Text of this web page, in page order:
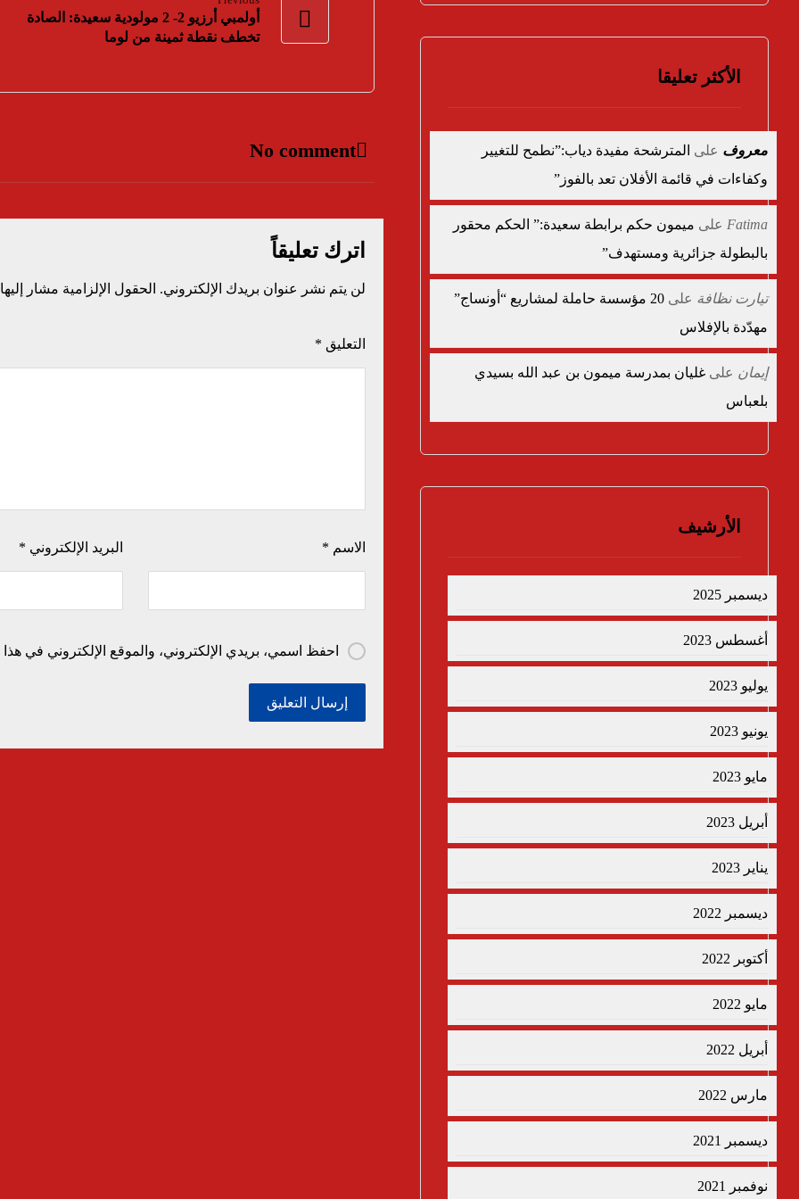
أولمبي أرزيو 2- 2 مولودية سعيدة: الصادة
تخطف نقطة ثمينة من لوما
No comment
اترك تعليقاً
لن يتم نشر عنوان بريدك الإلكتروني. الحقول الإلزامية مشار
التعليق *
الاسم * البريد الإلكتروني *
احفظ اسمي، بريدي الإلكتروني، والموقع الإلكتروني في
الأكثر تعليقا
معروف على المترشحة مفيدة دياب:”نطمح للتغيير
وكفاءات في قائمة الأفلان تعد بالفوز”
Fatima على ميمون حكم برابطة سعيدة:” الحكم محقور
بالبطولة جزائرية ومستهدف”
تيارت نظافة على
20 مؤسسة حاملة لمشاريع “أونساج”
مهدّدة بالإفلاس
إيمان على غليان بمدرسة ميمون بن عبد الله بسيدي
بلعباس
الأرشيف
ديسمبر 2025
أغسطس 2023
يوليو 2023
يونيو 2023
مايو 2023
أبريل 2023
يناير 2023
ديسمبر 2022
أكتوبر 2022
مايو 2022
أبريل 2022
مارس 2022
ديسمبر 2021
نوفمبر 2021